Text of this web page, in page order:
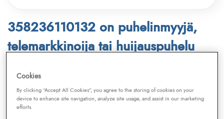
358236110132 on puhelinmyyjä,
telemarkkinoija tai huijauspuhelu
Puhelinnumero
Telemarkkinointiliiton jaKilpi-sovelluksen
tietokannasta, joka kattaa satoja tuhansia
Cookies
By clicking “Accept All Cookies”, you agree to the storing of cookies on your
device to enhance site navigation, analyze site usage, and assist in our marketing
efforts.